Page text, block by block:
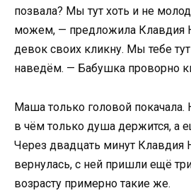
позвала? Мы тут хоть и не
можем, — предложила Клавдия
девок своих кликну. Мы тебе
наведём. — Бабушка проворно
Маша только головой покачала.
в чём только душа держится, а
Через двадцать минут Клавдия
вернулась, с ней пришли ещё
возрасту примерно такие же.